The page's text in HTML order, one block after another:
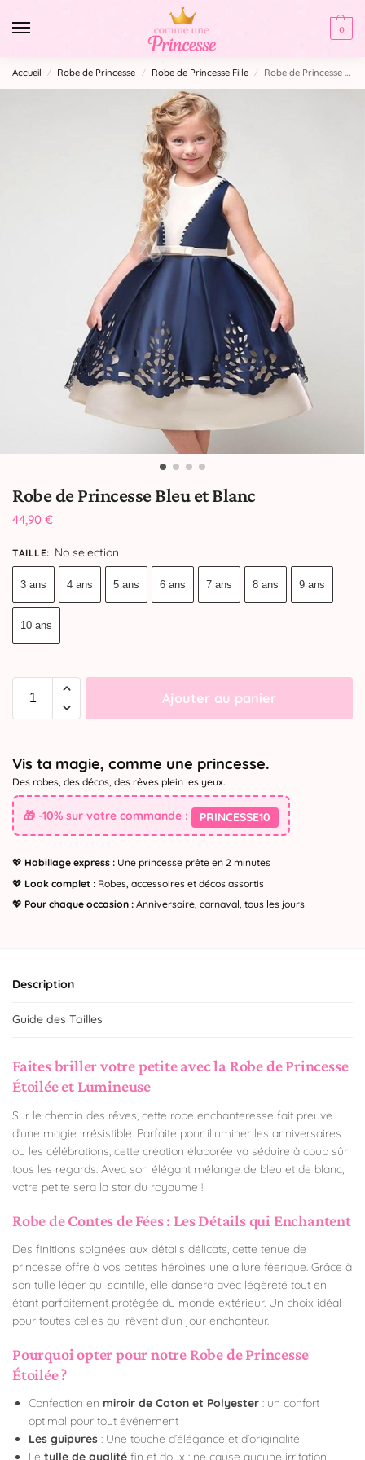
0
Accueil / Robe de Princesse / Robe de Princesse Fille / Robe de Princesse Bleu et Blanc
Robe de Princesse Bleu et Blanc
44,90 €
TAILLE: No selection
3 ans 4 ans 5 ans 6 ans 7 ans 8 ans 9 ans
10 ans
Ajouter au panier
Vis ta magie, comme une princesse.
Des robes, des décos, des rêves plein les yeux.
🎁 -10% sur votre commande : PRINCESSE10
💖 Habillage express : Une princesse prête en 2 minutes
💖 Look complet : Robes, accessoires et décos assortis
💖 Pour chaque occasion : Anniversaire, carnaval, tous les jours
Description
Guide des Tailles
Faites briller votre petite avec la Robe de Princesse
Étoilée et Lumineuse
Sur le chemin des rêves, cette robe enchanteresse fait preuve
d’une magie irrésistible. Parfaite pour illuminer les anniversaires
ou les célébrations, cette création élaborée va séduire à coup sûr
tous les regards. Avec son élégant mélange de bleu et de blanc,
votre petite sera la star du royaume !
Robe de Contes de Fées : Les Détails qui Enchantent
Des finitions soignées aux détails délicats, cette tenue de
princesse offre à vos petites héroïnes une allure féerique. Grâce à
son tulle léger qui scintille, elle dansera avec légèreté tout en
étant parfaitement protégée du monde extérieur. Un choix idéal
pour toutes celles qui rêvent d’un jour enchanteur.
Pourquoi opter pour notre Robe de Princesse
Étoilée ?
Confection en miroir de Coton et Polyester : un confort
optimal pour tout événement
Les guipures : Une touche d’élégance et d’originalité